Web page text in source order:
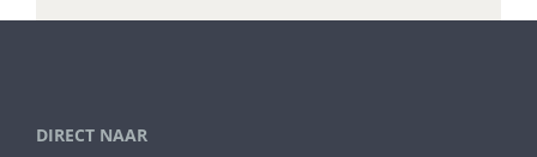
DIRECT NAAR